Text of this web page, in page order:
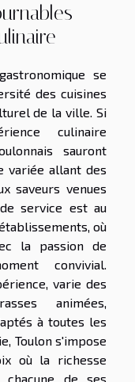
se
des cuisines
de la ville. Si
culinaire
sauront
variée allant des
saveurs venues
service est au
où
la passion de
convivial.
varie des
animées,
à toutes les
Toulon s'impose
où la richesse
de ses